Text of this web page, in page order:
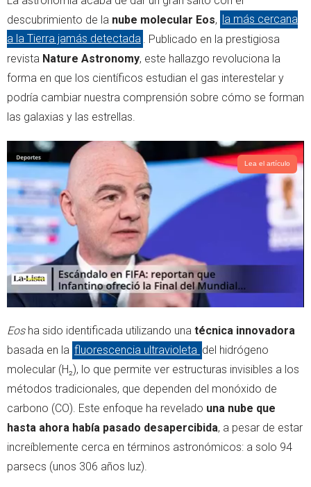
t
e
r
s
a
p
p
descubrimiento de la nube molecular Eos,
la más cercana
a la Tierra jamás detectada
. Publicado en la prestigiosa
revista Nature Astronomy, este hallazgo revoluciona la
forma en que los científicos estudian el gas interestelar y
podría cambiar nuestra comprensión sobre cómo se forman
las galaxias y las estrellas.
Lea el artículo
Eosha sido identificada utilizando una técnica innovadora
basada en la fluorescencia ultravioleta del hidrógeno
molecular (H₂), lo que permite ver estructuras invisibles a los
métodos tradicionales, que dependen del monóxido de
carbono (CO). Este enfoque ha revelado una nube que
hasta ahora había pasado desapercibida, a pesar de estar
increíblemente cerca en términos astronómicos: a solo 94
parsecs (unos 306 años luz).